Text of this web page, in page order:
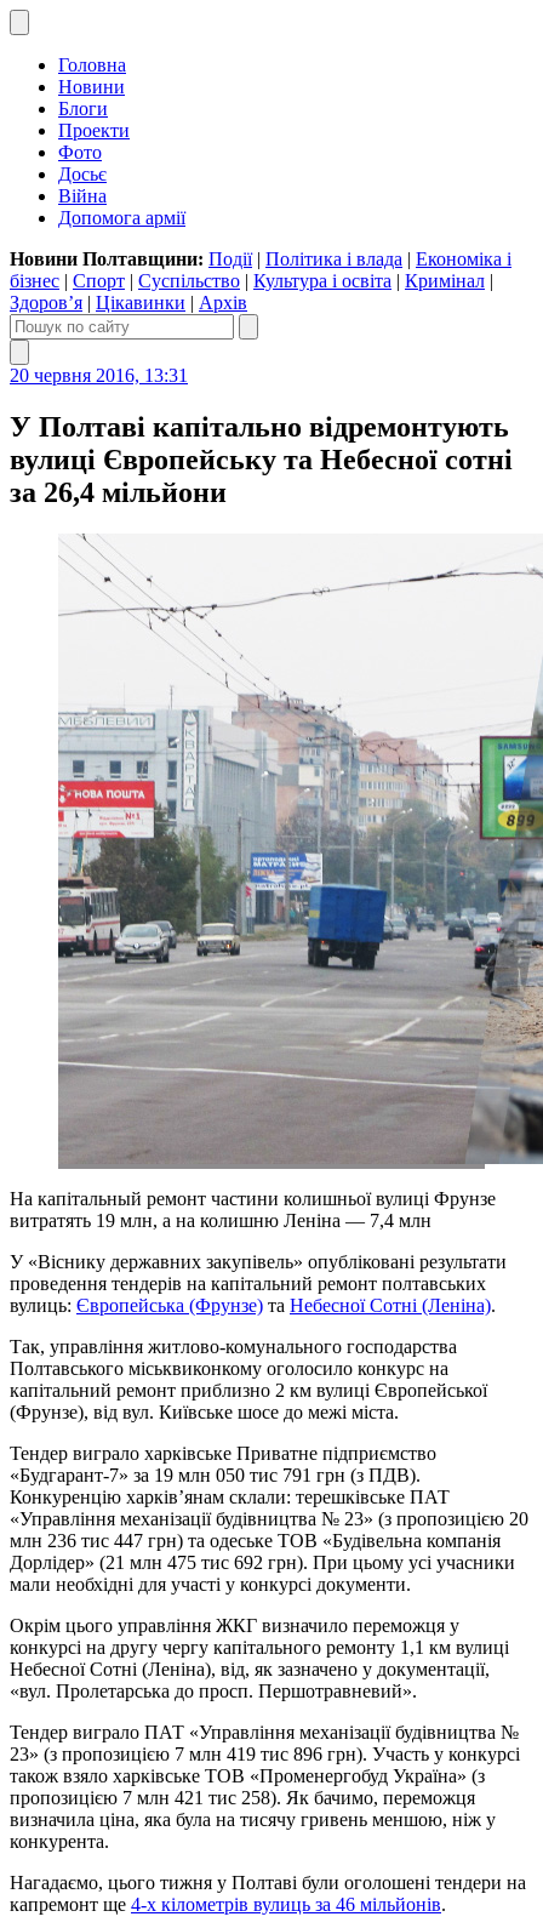
Головна
Новини
Блоги
Проекти
Фото
Досьє
Війна
Допомога армії
Новини Полтавщини: Події| Політика і влада | Економіка і
бізнес | Спорт | Суспільство | Культура і освіта | Кримінал |
Здоров’я | Цікавинки | Архів
20 червня 2016, 13:31
У Полтаві капітально відремонтують
вулиці Європейську та Небесної сотні
за 26,4 мільйони
На капітальный ремонт частини колишньої вулиці Фрунзе
витратять 19 млн, а на колишню Леніна — 7,4 млн
У «Віснику державних закупівель» опубліковані результати
проведення тендерів на капітальний ремонт полтавських
вулиць: Європейська (Фрунзе) та Небесної Сотні (Леніна).
Так, управління житлово-комунального господарства
Полтавського міськвиконкому оголосило конкурс на
капітальний ремонт приблизно 2 км вулиці Європейської
(Фрунзе), від вул. Київське шосе до межі міста.
Тендер виграло харківське Приватне підприємство
«Будгарант-7» за 19 млн 050 тис 791 грн (з ПДВ).
Конкуренцію харків’янам склали: терешківське ПАТ
«Управління механізації будівництва № 23» (з пропозицією 20
млн 236 тис 447 грн) та одеське ТОВ «Будівельна компанія
Дорлідер» (21 млн 475 тис 692 грн). При цьому усі учасники
мали необхідні для участі у конкурсі документи.
Окрім цього управління ЖКГ визначило переможця у
конкурсі на другу чергу капітального ремонту 1,1 км вулиці
Небесної Сотні (Леніна), від, як зазначено у документації,
«вул. Пролетарська до просп. Першотравневий».
Тендер виграло ПАТ «Управління механізації будівництва №
23» (з пропозицією 7 млн 419 тис 896 грн). Участь у конкурсі
також взяло харківське ТОВ «Променергобуд Україна» (з
пропозицією 7 млн 421 тис 258). Як бачимо, переможця
визначила ціна, яка була на тисячу гривень меншою, ніж у
конкурента.
Нагадаємо, цього тижня у Полтаві були оголошені тендери на
капремонт ще 4-х кілометрів вулиць за 46 мільйонів.